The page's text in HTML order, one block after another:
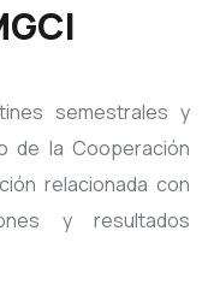
semestrales y
de la Cooperación
relacionada con
y resultados